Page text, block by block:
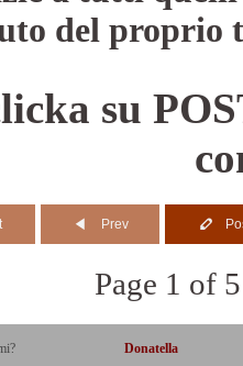
del proprio
su
Prev
Page 1 of
Donatella